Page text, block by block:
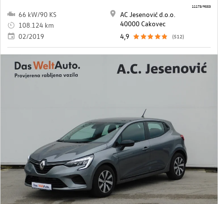
66 kW/90 KS
108.124 km
02/2019
AC Jesenović d.o.o.
40000 Cakovec
4,9
(512)
11173/9553